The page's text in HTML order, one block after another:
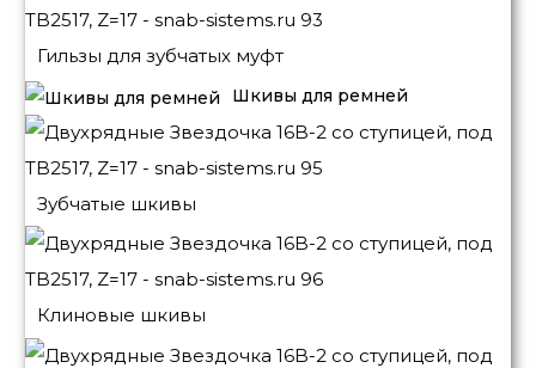
Гильзы для зубчатых муфт
Шкивы для ремней
Зубчатые шкивы
Клиновые шкивы